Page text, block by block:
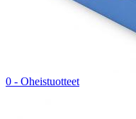
0 - Oheistuotteet